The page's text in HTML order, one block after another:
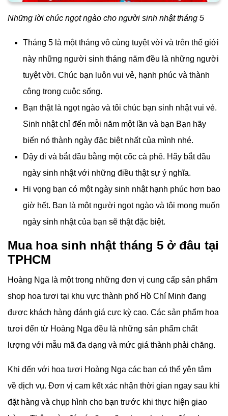
Những lời chúc ngọt ngào cho người sinh nhật tháng 5
Tháng 5 là một tháng vô cùng tuyệt vời và trên thế giới
này những người sinh tháng năm đều là những người
tuyệt vời. Chúc bạn luôn vui vẻ, hạnh phúc và thành
công trong cuộc sống.
Bạn thật là ngọt ngào và tôi chúc bạn sinh nhật vui vẻ.
Sinh nhật chỉ đến mỗi năm một lần và bạn Bạn hãy
biến nó thành ngày đặc biệt nhất của mình nhé.
Dậy đi và bắt đầu bằng một cốc cà phê. Hãy bắt đầu
ngày sinh nhật với những điều thật sự ý nghĩa.
Hi vọng bạn có một ngày sinh nhật hạnh phúc hơn bao
giờ hết. Bạn là một người ngọt ngào và tôi mong muốn
ngày sinh nhật của bạn sẽ thật đặc biệt.
Mua hoa sinh nhật tháng 5 ở đâu tại
TPHCM
Hoàng Nga là một trong những đơn vị cung cấp sản phẩm
shop hoa tươi tại khu vực thành phố Hồ Chí Minh đang
được khách hàng đánh giá cực kỳ cao. Các sản phẩm hoa
tươi đến từ Hoàng Nga đều là những sản phẩm chất
lượng với mẫu mã đa dạng và mức giá thành phải chăng.
Khi đến với hoa tươi Hoàng Nga các bạn có thể yên tâm
về dịch vụ. Đơn vị cam kết xác nhận thời gian ngay sau khi
đặt hàng và chụp hình cho bạn trước khi thực hiện giao